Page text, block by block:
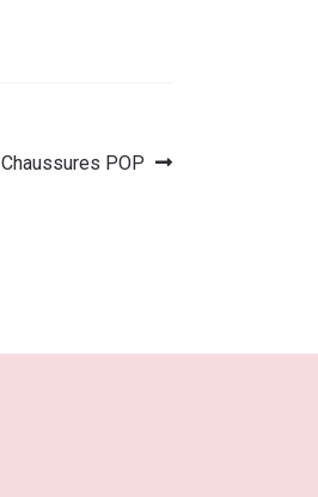
Article
Chaussures POP